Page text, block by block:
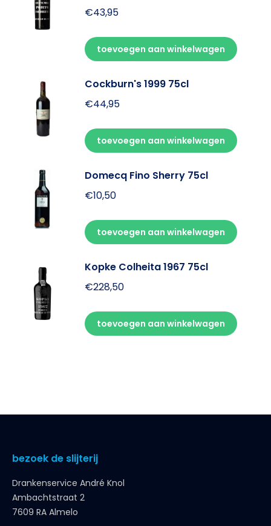
€43,95
toevoegen aan winkelwagen
Cockburn's 1999 75cl
€44,95
toevoegen aan winkelwagen
Domecq Fino Sherry 75cl
€10,50
toevoegen aan winkelwagen
Kopke Colheita 1967 75cl
€228,50
toevoegen aan winkelwagen
bezoek de slijterij
Drankenservice André Knol
Ambachtstraat 2
7609 RA Almelo